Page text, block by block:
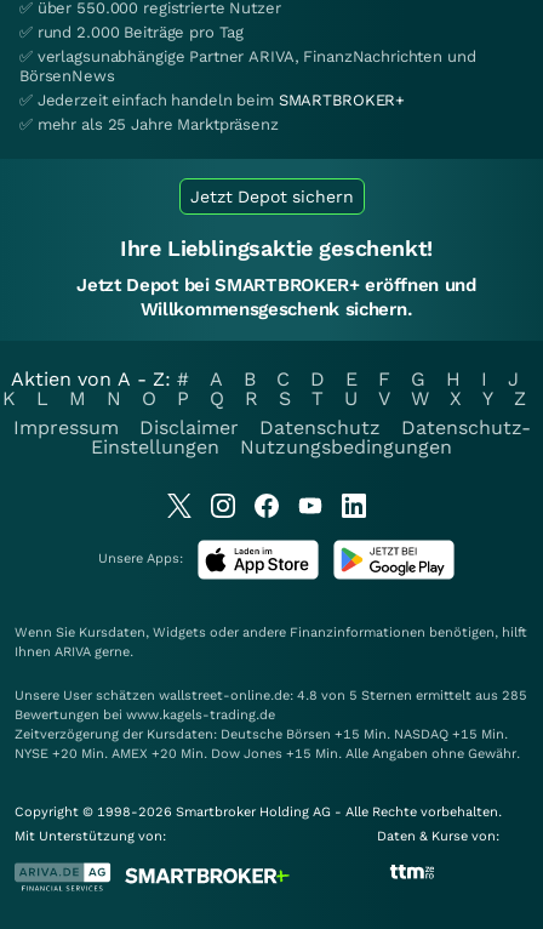
✅ über 550.000 registrierte Nutzer
✅ rund 2.000 Beiträge pro Tag
✅ verlagsunabhängige Partner ARIVA, FinanzNachrichten und
BörsenNews
✅ Jederzeit einfach handeln beim SMARTBROKER+
✅ mehr als 25 Jahre Marktpräsenz
Jetzt Depot sichern
Ihre Lieblingsaktie geschenkt!
Jetzt Depot bei SMARTBROKER+ eröffnen und
Willkommensgeschenk sichern.
Aktien von A - Z: # A B C D E F G H I
J
K
L M N O P Q R S T U V W X Y
Z
Impressum
Disclaimer Datenschutz
Datenschutz-
Einstellungen
Nutzungsbedingungen
Unsere Apps:
Wenn Sie Kursdaten, Widgets oder andere Finanzinformationen benötigen, hilft
Ihnen ARIVA gerne.
Unsere User schätzen wallstreet-online.de: 4.8 von 5 Sternen ermittelt aus 285
Bewertungen bei www.kagels-trading.de
Zeitverzögerung der Kursdaten: Deutsche Börsen +15 Min. NASDAQ +15 Min.
NYSE +20 Min. AMEX +20 Min. Dow Jones +15 Min. Alle Angaben ohne Gewähr.
Copyright © 1998-2026 Smartbroker Holding AG - Alle Rechte vorbehalten.
Mit Unterstützung von:
Daten & Kurse von: